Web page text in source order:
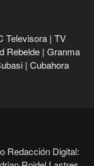
Televisora | TV
Rebelde | Granma
| Cubahora
Redacción Digital: